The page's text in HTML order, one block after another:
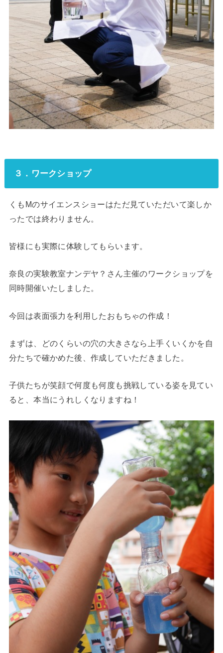
３．ワークショップ
くもMのサイエンスショーはただ見ていただいて楽しか
ったでは終わりません。
皆様にも実際に体験してもらいます。
奈良の実験教室ナンデヤ？さん主催のワークショップを
同時開催いたしました。
今回は表面張力を利用したおもちゃの作成！
まずは、どのくらいの穴の大きさなら上手くいくかを自
分たちで確かめた後、作成していただきました。
子供たちが笑顔で何度も何度も挑戦している姿を見てい
ると、本当にうれしくなりますね！